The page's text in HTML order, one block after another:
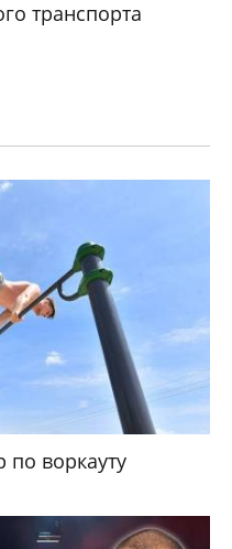
транспорта
по воркауту